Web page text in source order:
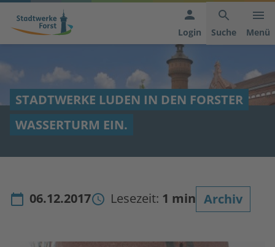
Hauptnavigation
anspringen
Inhaltsbereich
der
anspringen
Footer
anspringen
Login Suche Menü
STADTWERKE LUDEN IN DEN FORSTER
WASSERTURM EIN.
06.12.2017 Lesezeit: 1 min Archiv